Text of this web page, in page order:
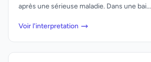
après une sérieuse maladie. Dans une bai...
Voir l'interpretation